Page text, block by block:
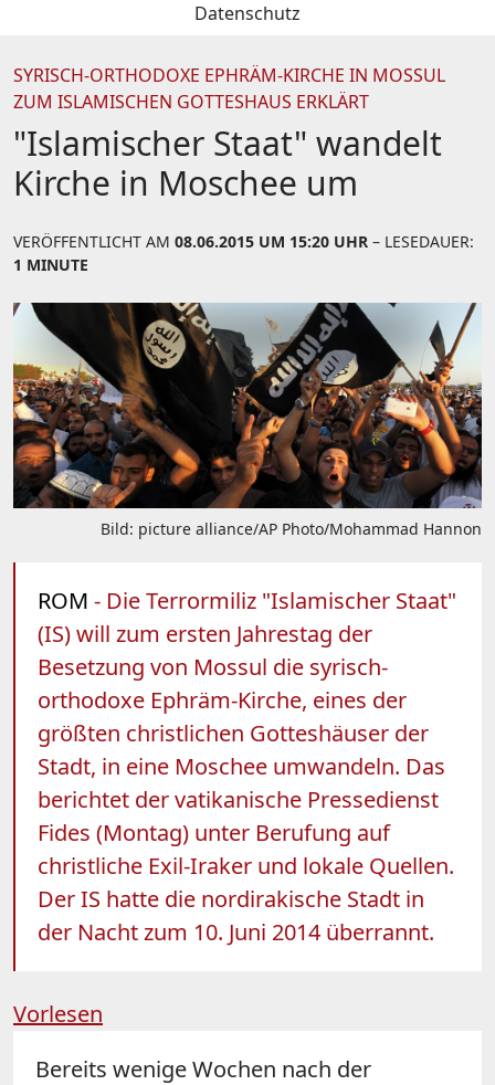
Datenschutz
SYRISCH-ORTHODOXE EPHRÄM-KIRCHE IN MOSSUL
ZUM ISLAMISCHEN GOTTESHAUS ERKLÄRT
"Islamischer Staat" wandelt
Kirche in Moschee um
VERÖFFENTLICHT AM 08.06.2015 UM 15:20 UHR – LESEDAUER:
1 MINUTE
Bild: picture alliance/AP Photo/Mohammad Hannon
ROM - Die Terrormiliz "Islamischer Staat"
(IS) will zum ersten Jahrestag der
Besetzung von Mossul die syrisch-
orthodoxe Ephräm-Kirche, eines der
größten christlichen Gotteshäuser der
Stadt, in eine Moschee umwandeln. Das
berichtet der vatikanische Pressedienst
Fides (Montag) unter Berufung auf
christliche Exil-Iraker und lokale Quellen.
Der IS hatte die nordirakische Stadt in
der Nacht zum 10. Juni 2014 überrannt.
Vorlesen
Bereits wenige Wochen nach der